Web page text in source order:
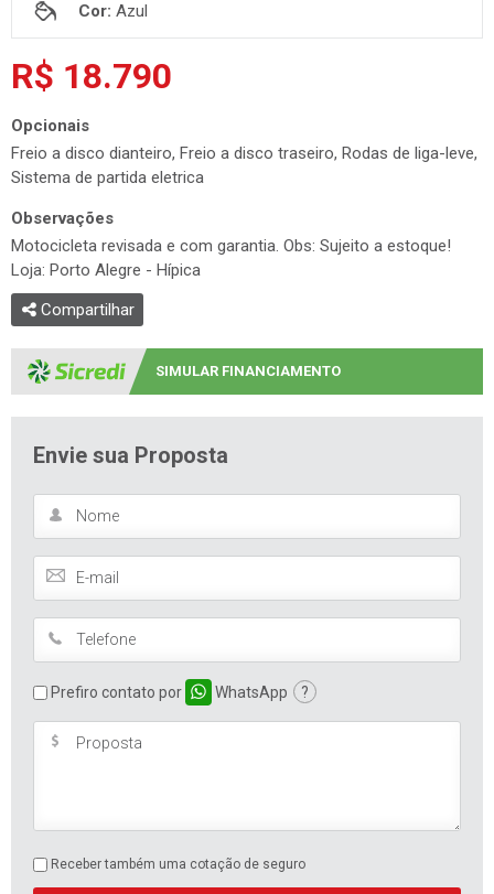
Cor: Azul
R$ 18.790
Opcionais
Freio a disco dianteiro, Freio a disco traseiro, Rodas de liga-leve,
Sistema de partida eletrica
Observações
Motocicleta revisada e com garantia. Obs: Sujeito a estoque!
Loja: Porto Alegre - Hípica
Compartilhar
SIMULAR FINANCIAMENTO
Envie sua Proposta
Prefiro contato por WhatsApp ?
Receber também uma cotação de seguro